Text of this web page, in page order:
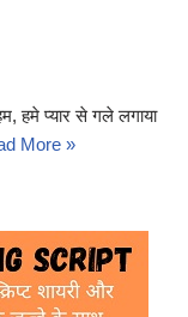
हमे प्यार से गले लगाया
More »